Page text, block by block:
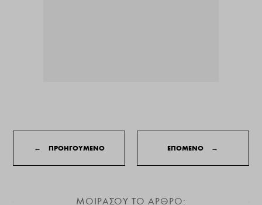
← ΠΡΟΗΓΟΥΜΕΝΟ ΕΠΟΜΕΝΟ →
ΜΟΙΡΑΣΟΥ ΤΟ ΑΡΘΡΟ: